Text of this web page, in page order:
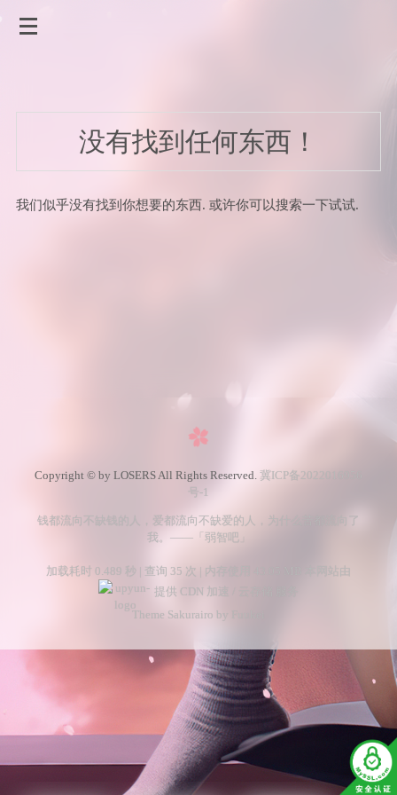
没有找到任何东西！
我们似乎没有找到你想要的东西. 或许你可以搜索一下试试.
Copyright © by LOSERS All Rights Reserved. 冀ICP备2022016956
号-1
钱都流向不缺钱的人，爱都流向不缺爱的人，为什么苦都流向了
我。——「弱智吧」
加载耗时 0.489 秒 | 查询 35 次 | 内存使用 43.05 MB 本网站由
提供 CDN 加速 / 云存储 服务
Theme Sakurairo by Fuukei